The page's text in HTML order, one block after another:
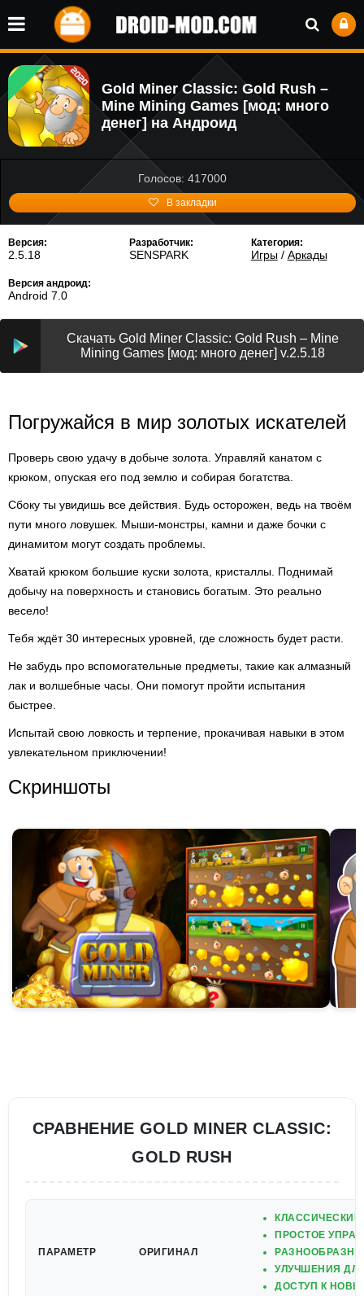
Gold Miner Classic: Gold Rush –
Mine Mining Games [мод: много
денег] на Андроид
Голосов: 417000
В закладки
Версия:
2.5.18
Разработчик:
SENSPARK
Категория:
Игры/ Аркады
Версия андроид:
Android 7.0
Скачать Gold Miner Classic: Gold Rush – Mine
Mining Games [мод: много денег] v.2.5.18
Погружайся в мир золотых искателей
Проверь свою удачу в добыче золота. Управляй канатом с
крюком, опуская его под землю и собирая богатства.
Сбоку ты увидишь все действия. Будь осторожен, ведь на твоём
пути много ловушек. Мыши-монстры, камни и даже бочки с
динамитом могут создать проблемы.
Хватай крюком большие куски золота, кристаллы. Поднимай
добычу на поверхность и становись богатым. Это реально
весело!
Тебя ждёт 30 интересных уровней, где сложность будет расти.
Не забудь про вспомогательные предметы, такие как алмазный
лак и волшебные часы. Они помогут пройти испытания
быстрее.
Испытай свою ловкость и терпение, прокачивая навыки в этом
увлекательном приключении!
Скриншоты
СРАВНЕНИЕ GOLD MINER CLASSIC:
GOLD RUSH
ПАРАМЕТР ОРИГИНАЛ
ПРОСТОЕ
УЛУЧШЕНИЯ
ДОСТУП К